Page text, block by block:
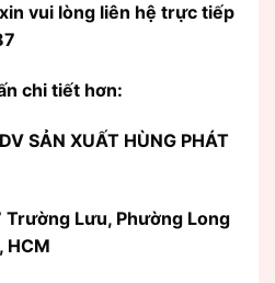
vui lòng liên hệ trực tiếp
chi tiết hơn:
SẢN XUẤT HÙNG PHÁT
Lưu, Phường Long
HCM